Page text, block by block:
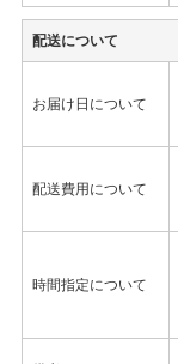
配送について
お届け日について
配送費用について
時間指定について